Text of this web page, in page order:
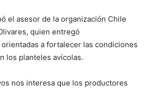
el asesor de la organización Chile
quien entregó
a fortalecer las condiciones
los planteles avícolas.
nos interesa que los productores